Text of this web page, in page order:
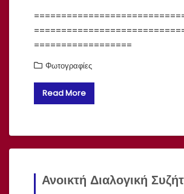
==================
Φωτογραφίες
Read More
Ανοικτή Διαλογική